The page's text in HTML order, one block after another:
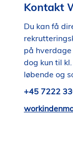
Kontakt
Du kan få
på
dog kun til
løbende og
+45 7222